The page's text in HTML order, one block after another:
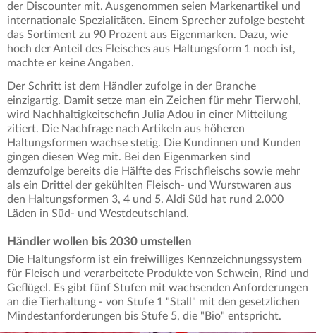
der Discounter mit. Ausgenommen seien Markenartikel und
internationale Spezialitäten. Einem Sprecher zufolge besteht
das Sortiment zu 90 Prozent aus Eigenmarken. Dazu, wie
hoch der Anteil des Fleisches aus Haltungsform 1 noch ist,
machte er keine Angaben.
Der Schritt ist dem Händler zufolge in der Branche
einzigartig. Damit setze man ein Zeichen für mehr Tierwohl,
wird Nachhaltigkeitschefin Julia Adou in einer Mitteilung
zitiert. Die Nachfrage nach Artikeln aus höheren
Haltungsformen wachse stetig. Die Kundinnen und Kunden
gingen diesen Weg mit. Bei den Eigenmarken sind
demzufolge bereits die Hälfte des Frischfleischs sowie mehr
als ein Drittel der gekühlten Fleisch- und Wurstwaren aus
den Haltungsformen 3, 4 und 5. Aldi Süd hat rund 2.000
Läden in Süd- und Westdeutschland.
Händler wollen bis 2030 umstellen
Die Haltungsform ist ein freiwilliges Kennzeichnungssystem
für Fleisch und verarbeitete Produkte von Schwein, Rind und
Geflügel. Es gibt fünf Stufen mit wachsenden Anforderungen
an die Tierhaltung - von Stufe 1 "Stall" mit den gesetzlichen
Mindestanforderungen bis Stufe 5, die "Bio" entspricht.